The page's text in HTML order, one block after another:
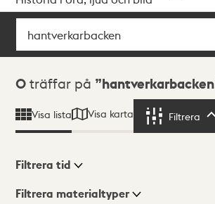
Sök
Sökresultat
0 träffar på hantverkarbacken
Visa lista Visa karta Filtrera
Visningsläge
Filtrera tid
Filtrera materialtyper